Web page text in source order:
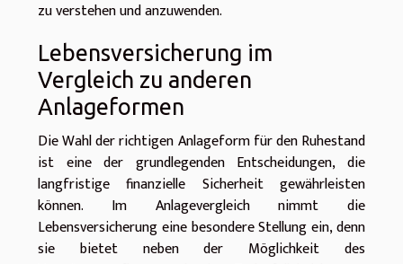
zu verstehen und anzuwenden.
Lebensversicherung im
Vergleich zu anderen
Anlageformen
Die Wahl der richtigen Anlageform für den Ruhestand
ist eine der grundlegenden Entscheidungen, die
langfristige finanzielle Sicherheit gewährleisten
können. Im Anlagevergleich nimmt die
Lebensversicherung eine besondere Stellung ein, denn
sie bietet neben der Möglichkeit des